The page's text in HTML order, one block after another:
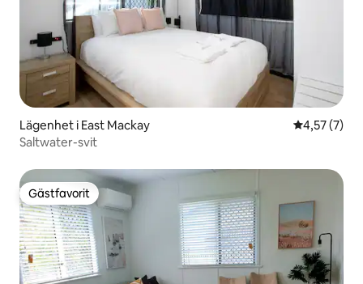
Lägenhet i East Mackay 4,57 av 5 i
4,57 (7)
Saltwater-svit
Gästfavorit
Gästfavorit